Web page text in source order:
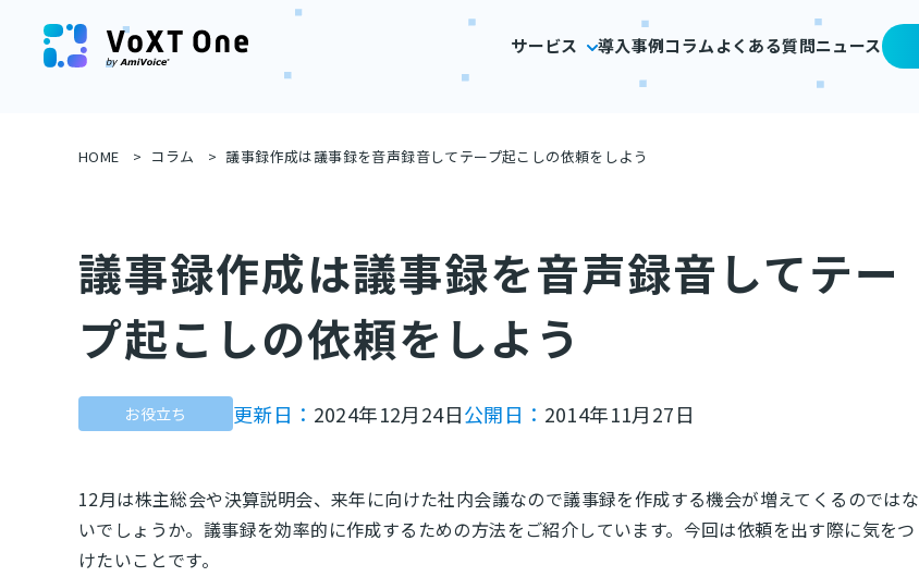
サービス 導入事例コラムよくある質問ニュース
HOME コラム 議事録作成は議事録を音声録音してテープ起こしの依頼をしよう
議事録作成は議事録を音声録音してテー
プ起こしの依頼をしよう
お役立ち 更新日： 2024年12月24日公開日： 2014年11月27日
12月は株主総会や決算説明会、来年に向けた社内会議なので議事録を作成する機会が増えてくるのではな
いでしょうか。議事録を効率的に作成するための方法をご紹介しています。今回は依頼を出す際に気をつ
けたいことです。